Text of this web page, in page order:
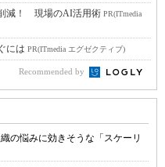
減！ 現場のAI活用術 PR(ITmedia
には PR(ITmedia エグゼクティブ)
Recommended by
の悩みに効きそうな「スケーリ